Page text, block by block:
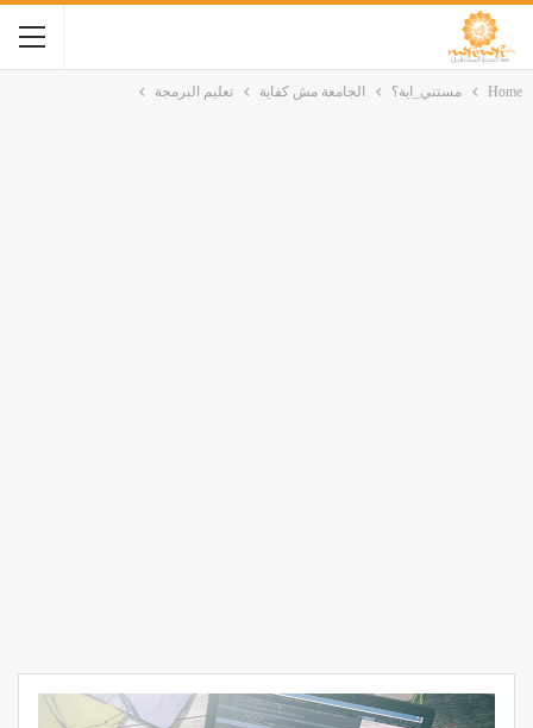
Home مستني_اية؟ الجامعة مش كفاية تعليم البرمجة